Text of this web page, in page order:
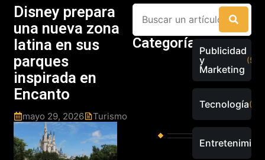
Disney prepara
una nueva zona
latina en sus
parques
inspirada en
Encanto
mayo 29, 2026 Turismo
CategoríasPublicidad
y
Marketing
Tecnología